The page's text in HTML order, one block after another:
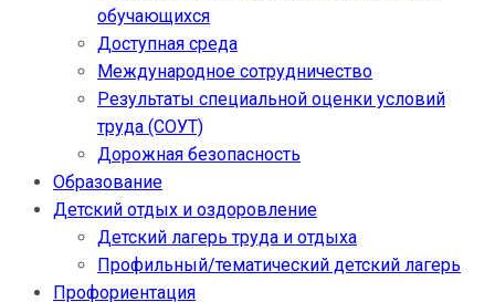
обучающихся
Доступная среда
Международное сотрудничество
Результаты специальной оценки условий
труда (СОУТ)
Дорожная безопасность
Образование
Детский отдых и оздоровление
Детский лагерь труда и отдыха
Профильный/тематический детский лагерь
Профориентация